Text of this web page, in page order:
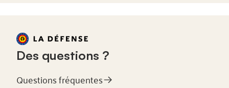
Des questions ?
Questions fréquentes